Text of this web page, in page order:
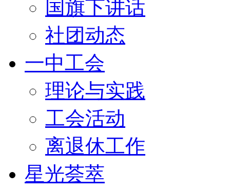
国旗下讲话
社团动态
一中工会
理论与实践
工会活动
离退休工作
星光荟萃